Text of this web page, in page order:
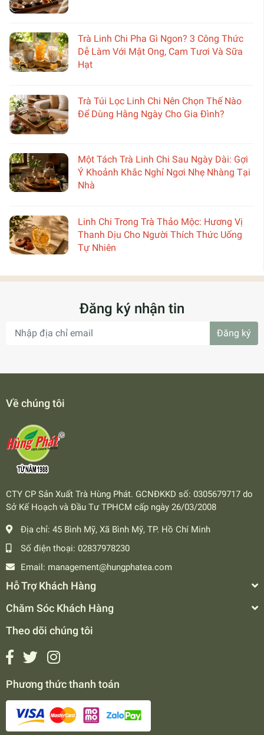
Trà Linh Chi Pha Gì Ngon? 3 Công Thức
Dễ Làm Với Mật Ong, Cam Tươi Và Sữa
Hạt
Trà Túi Lọc Linh Chi Nên Chọn Thế Nào
Để Dùng Hằng Ngày Cho Gia Đình?
Một Tách Trà Linh Chi Sau Ngày Dài: Gợi
Ý Khoảnh Khắc Nghỉ Ngơi Nhẹ Nhàng Tại
Nhà
Linh Chi Trong Trà Thảo Mộc: Hương Vị
Thanh Dịu Cho Người Thích Thức Uống
Tự Nhiên
Đăng ký nhận tin
Đăng ký
Về chúng tôi
CTY CP Sản Xuất Trà Hùng Phát. GCNĐKKD số: 0305679717 do
Sở Kế Hoạch và Đầu Tư TPHCM cấp ngày 26/03/2008
Địa chỉ: 45 Bình Mỹ, Xã Bình Mỹ, TP. Hồ Chí Minh
Số điện thoại: 02837978230
Email: management@hungphatea.com
Hỗ Trợ Khách Hàng
Chăm Sóc Khách Hàng
Theo dõi chúng tôi
Phương thức thanh toán